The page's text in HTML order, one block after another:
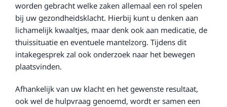
worden gebracht welke zaken allemaal een rol spelen
bij uw gezondheidsklacht. Hierbij kunt u denken aan
lichamelijk kwaaltjes, maar denk ook aan medicatie, de
thuissituatie en eventuele mantelzorg. Tijdens dit
intakegesprek zal ook onderzoek naar het bewegen
plaatsvinden.
Afhankelijk van uw klacht en het gewenste resultaat,
ook wel de hulpvraag genoemd, wordt er samen een